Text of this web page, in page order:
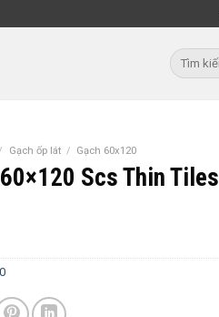
Tìm
kiếm:
Gạch ốp lát / Gạch 60x120
Scs Thin Tiles